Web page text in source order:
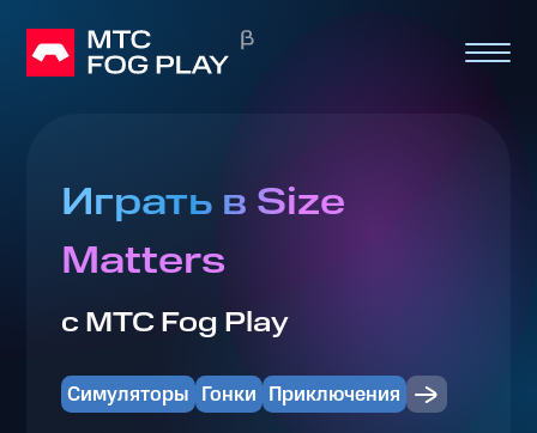
Играть в Size
Matters
с МТС Fog Play
Симуляторы Гонки Приключения